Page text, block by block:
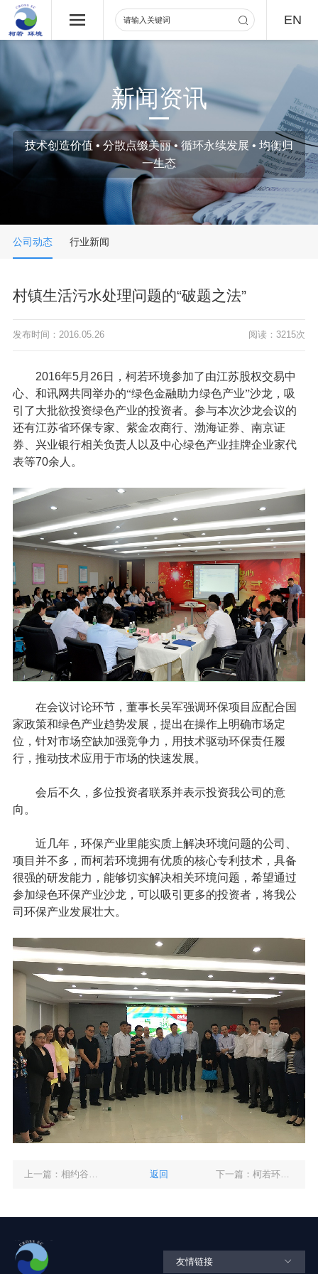
EN
新闻资讯
技术创造价值 • 分散点缀美丽 • 循环永续发展 • 均衡归
一生态
公司动态 行业新闻
村镇生活污水处理问题的“破题之法”
发布时间：2016.05.26 阅读：3215次
2016年5月 26日，柯若环境参加了由江苏股权交易中
心、和讯网共同举办的“绿色金融助力绿色产业”沙龙，吸
引了大批欲投资绿色产业的投资者。参与本次沙龙会议的
还有江苏省环保专家、紫金农商行、渤海证券、南京证
券、兴业银行相关负责人以及中心绿色产业挂牌企业家代
表等70余人。
在会议讨论环节，董事长吴军强调环保项目应配合国
家政策和绿色产业趋势发展，提出在操作上明确市场定
位，针对市场空缺加强竞争力，用技术驱动环保责任履
行，推动技术应用于市场的快速发展。
会后不久，多位投资者联系并表示投资我公司的意
向。
近几年，环保产业里能实质上解决环境问题的公司、
项目并不多，而柯若环境拥有优质的核心专利技术，具备
很强的研发能力，能够切实解决相关环境问题，希望通过
参加绿色环保产业沙龙，可以吸引更多的投资者，将我公
司环保产业发展壮大。
返回
友情链接